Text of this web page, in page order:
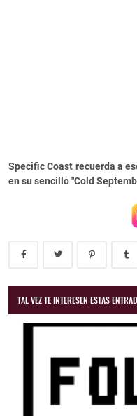
Specific Coast recuerda a
en su sencillo "Cold
TAL VEZ TE INTERESEN ESTAS